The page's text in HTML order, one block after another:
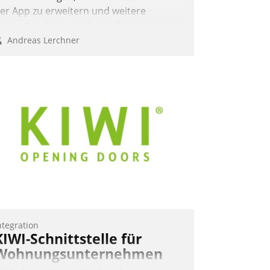
App zu erweitern und weitere
SAP zu integrieren.
Andreas Lerchner
Schnittstelle für